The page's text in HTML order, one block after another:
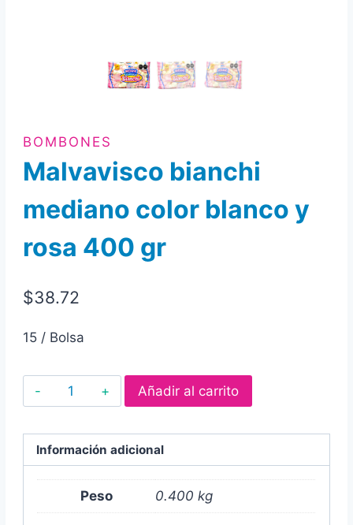
BOMBONES
Malvavisco bianchi
mediano color blanco y
rosa 400 gr
$38.72
15 / Bolsa
Malvavisco
bianchi
color
blanco
rosa
Añadir al carrito
Información adicional
Peso 0.400 kg